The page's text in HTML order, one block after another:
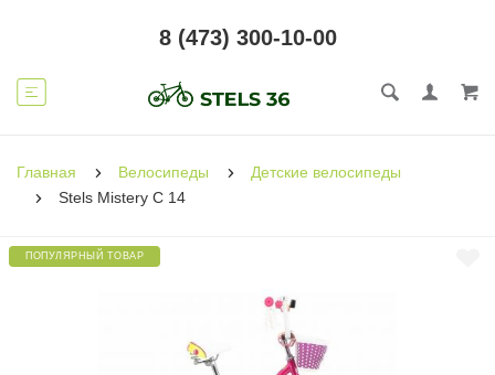
8 (473) 300-10-00
Главная Велосипеды
Детские велосипеды
Stels Mistery C 14
ПОПУЛЯРНЫЙ ТОВАР